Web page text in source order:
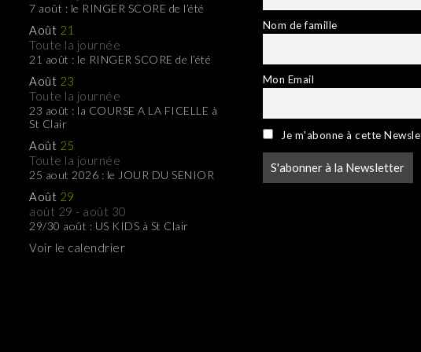
7 août : le RINGER SCORE de l’été
Août 21
Toute la journée
21 août : le RINGER SCORE de l’été
Août 23
Toute la journée
23 août : la COURSE A LA FICELLE à
St Clair
Août 25
Toute la journée
25 aout 2026 : le JOUR DU SENIOR
Août 29
août 29 - août 30
29/30 août : US KIDS à St Clair
Voir le calendrier
Nom de famille
Mon Email
Je m'abonne à cette